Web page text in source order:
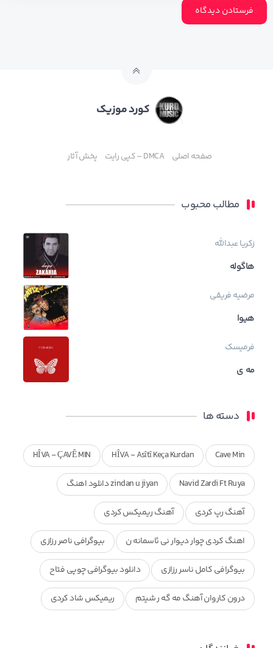
کورد موزیک
صفحه اصلی DMCA – کپی رایت پخش آثار
مطالب محبوب
زکریا عبدالله
هاگوله
مرضیه فریقی
هیوا
فرمیسک
مه ی
دسته ها
Cave Min
HÎVA - Asîtî Keça Kurdan
HÎVA - ÇAVÊ MIN
Navid Zardi Ft Ruya zindan u jiyan دانلود اهنگ
آهنگ رپ کردی آهنگ ریمیکس کردی
اهنگ کردی چوار دیوار نی ئاسمانه ن بیوگرافی ناصر رزازی
بیوگرافی کامل ناسر رزازی دانلود بیوگرافی چوپی فتاح
درون کاروان آهنگ مه گه ر شیتم ریمیکس شاد کردی